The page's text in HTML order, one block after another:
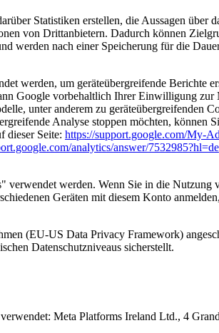
Statistiken erstellen, die Aussagen über
von Drittanbietern. Dadurch können
werden nach einer Speicherung für die
werden, um geräteübergreifende Berichte
Google vorbehaltlich Ihrer Einwilligung
unter anderem zu geräteübergreifenden
Analyse stoppen möchten, können
dieser Seite: https://support.google.com/My-
/analytics/answer/7532985?hl=de
werden. Wenn Sie in die
Geräten mit diesem Konto
(EU-US Data Privacy Framework)
Datenschutzniveaus sicherstellt.
Meta Platforms Ireland Ltd., 4